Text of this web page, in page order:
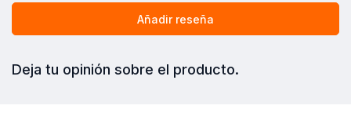
Añadir reseña
Deja tu opinión sobre el producto.